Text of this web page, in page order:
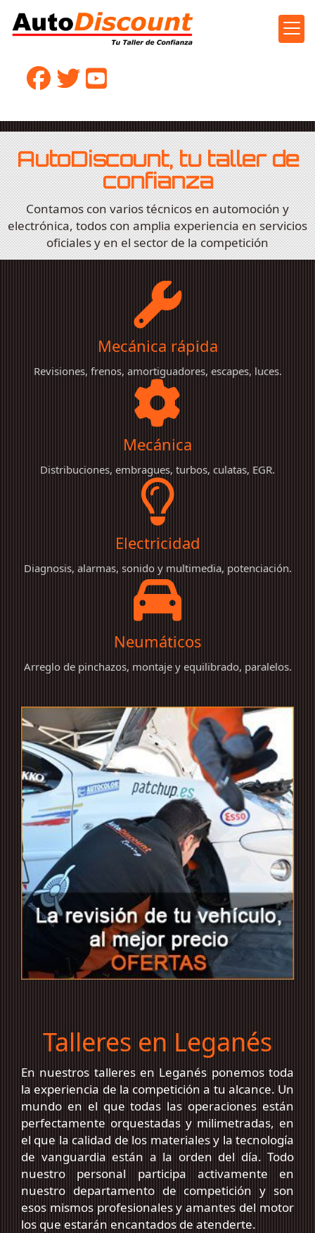
Talleres en Leganés
AutoDiscount, tu taller de
confianza
Contamos con varios técnicos en automoción y
electrónica, todos con amplia experiencia en servicios
oficiales y en el sector de la competición
Mecánica rápida
Mecánica rápida
Revisiones, frenos, amortiguadores, escapes, luces.
Mecánica
Distribuciones, embragues, turbos, culatas, EGR.
Electricidad
Diagnosis, alarmas, sonido y multimedia, potenciación.
Neumáticos
Arreglo de pinchazos, montaje y equilibrado, paralelos.
Talleres en Leganés
En nuestros talleres en Leganés ponemos toda
la experiencia de la competición a tu alcance. Un
mundo en el que todas las operaciones están
perfectamente orquestadas y milimetradas, en
el que la calidad de los materiales y la tecnología
de vanguardia están a la orden del día. Todo
nuestro personal participa activamente en
nuestro departamento de competición y son
esos mismos profesionales y amantes del motor
los que estarán encantados de atenderte.